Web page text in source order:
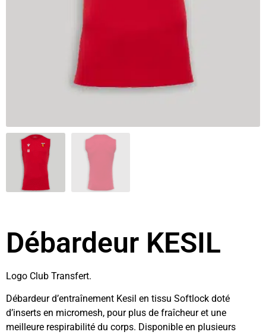
Débardeur KESIL
Logo Club Transfert.
Débardeur d’entraînement Kesil en tissu Softlock doté
d’inserts en micromesh, pour plus de fraîcheur et une
meilleure respirabilité du corps. Disponible en plusieurs